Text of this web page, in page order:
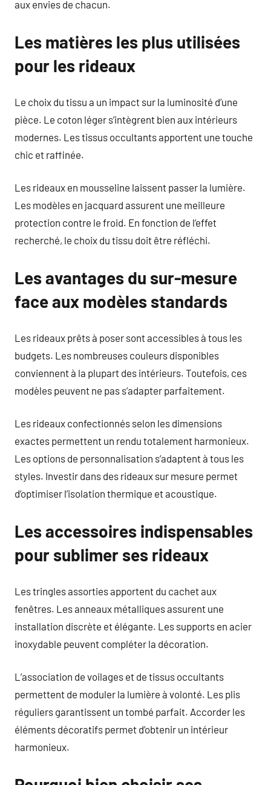
aux envies de chacun.
Les matières les plus utilisées
pour les rideaux
Le choix du tissu a un impact sur la luminosité d’une
pièce. Le coton léger s’intègrent bien aux intérieurs
modernes. Les tissus occultants apportent une touche
chic et raffinée.
Les rideaux en mousseline laissent passer la lumière.
Les modèles en jacquard assurent une meilleure
protection contre le froid. En fonction de l’effet
recherché, le choix du tissu doit être réfléchi.
Les avantages du sur-mesure
face aux modèles standards
Les rideaux prêts à poser sont accessibles à tous les
budgets. Les nombreuses couleurs disponibles
conviennent à la plupart des intérieurs. Toutefois, ces
modèles peuvent ne pas s’adapter parfaitement.
Les rideaux confectionnés selon les dimensions
exactes permettent un rendu totalement harmonieux.
Les options de personnalisation s’adaptent à tous les
styles. Investir dans des rideaux sur mesure permet
d’optimiser l’isolation thermique et acoustique.
Les accessoires indispensables
pour sublimer ses rideaux
Les tringles assorties apportent du cachet aux
fenêtres. Les anneaux métalliques assurent une
installation discrète et élégante. Les supports en acier
inoxydable peuvent compléter la décoration.
L’association de voilages et de tissus occultants
permettent de moduler la lumière à volonté. Les plis
réguliers garantissent un tombé parfait. Accorder les
éléments décoratifs permet d’obtenir un intérieur
harmonieux.